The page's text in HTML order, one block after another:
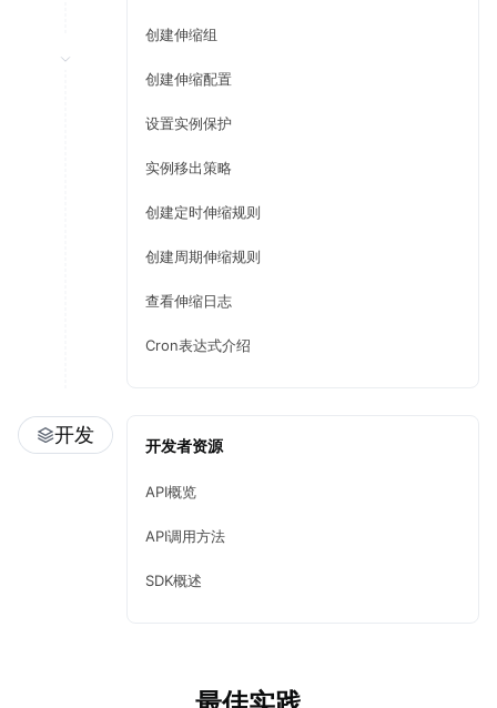
创建伸缩组
创建伸缩配置
设置实例保护
实例移出策略
创建定时伸缩规则
创建周期伸缩规则
查看伸缩日志
Cron表达式介绍
开发 开发者资源
API概览
API调用方法
SDK概述